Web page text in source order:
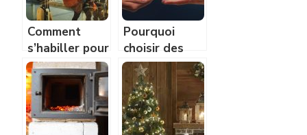
Comment
s’habiller pour
voyager avec
style ?
Pourquoi
choisir des
cadeaux éco
responsables
?